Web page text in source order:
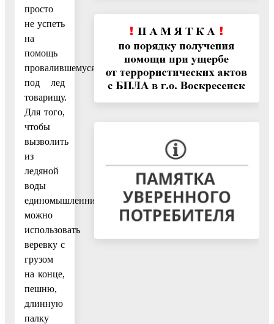
просто
не успеть
на
помощь
провалившемуся
под лед
товарищу.
Для того,
чтобы
вызволить
из
ледяной
воды
единомышленника
можно
использовать
веревку с
грузом
на конце,
пешню,
длинную
палку